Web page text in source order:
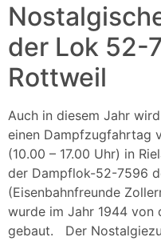
der Lok 52-
Rottweil
Auch in diesem Jahr
einen Dampfzugfahrtag
(10.00 – 17.00 Uhr) in
der Dampflok-52-7596
(Eisenbahnfreunde
wurde im Jahr 1944
gebaut. Der